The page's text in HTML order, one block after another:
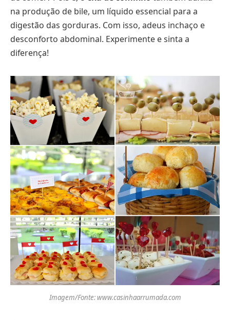
na produção de bile, um líquido essencial para a
digestão das gorduras. Com isso, adeus inchaço e
desconforto abdominal. Experimente e sinta a
diferença!
Imagem/Fonte: www.casinhaarrumada.com